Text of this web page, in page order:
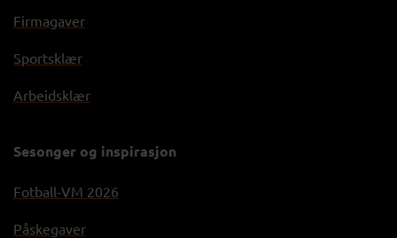
Firmagaver
Sportsklær
Arbeidsklær
Sesonger og inspirasjon
Fotball-VM 2026
Påskegaver